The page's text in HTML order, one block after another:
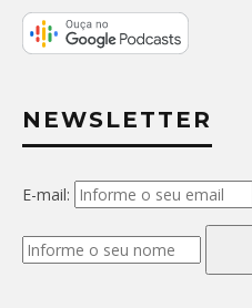
NEWSLETTER
E-mail: